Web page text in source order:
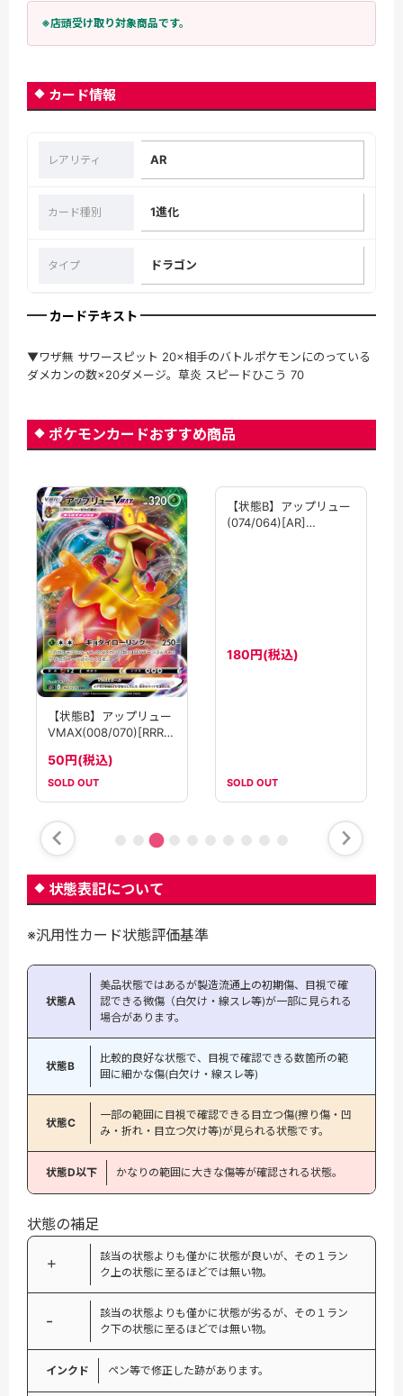
※店頭受け取り対象商品です。
カード情報
レアリティ AR
カード種別 1進化
タイプ ドラゴン
カードテキスト
▼ワザ無 サワースピット 20×相手のバトルポケモンにのっている
ダメカンの数×20ダメージ。草炎 スピードひこう 70
ポケモンカードおすすめ商品
【状態B】アップリュー
VMAX(008/070)[RRR]
50円(税込)
SOLD OUT SOLD OUT
状態表記について
※汎用性カード状態評価基準
状態A
美品状態ではあるが製造流通上の初期傷、目視で確
認できる微傷（白欠け・線スレ等)が一部に見られる
場合があります。
状態B
比較的良好な状態で、目視で確認できる数箇所の範
囲に細かな傷(白欠け・線スレ等)
状態C
一部の範囲に目視で確認できる目立つ傷(擦り傷・凹
み・折れ・目立つ欠け等)が見られる状態です。
状態D以下 かなりの範囲に大きな傷等が確認される状態。
状態の補足
＋
該当の状態よりも僅かに状態が良いが、その１ラン
ク上の状態に至るほどでは無い物。
−
該当の状態よりも僅かに状態が劣るが、その１ラン
ク下の状態に至るほどでは無い物。
インクド ペン等で修正した跡があります。